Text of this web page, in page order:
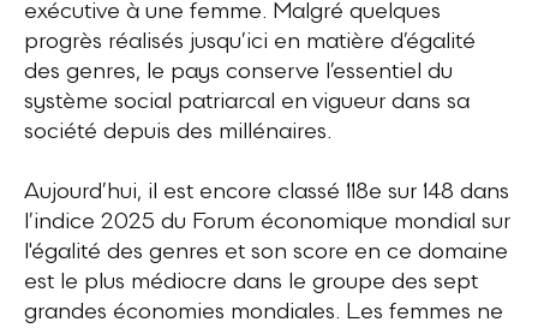
exécutive à une femme. Malgré quelques
progrès réalisés jusqu’ici en matière d’égalité
des genres, le pays conserve l’essentiel du
système social patriarcal en vigueur dans sa
société depuis des millénaires.
Aujourd’hui, il est encore classé 118e sur 148 dans
l’indice 2025 du Forum économique mondial sur
l'égalité des genres et son score en ce domaine
est le plus médiocre dans le groupe des sept
grandes économies mondiales. Les femmes ne